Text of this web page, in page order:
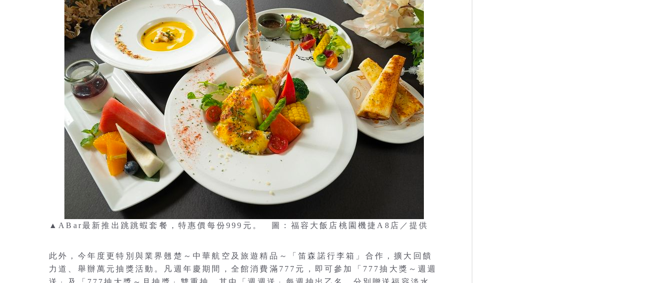
▲ABar最新推出跳跳蝦套餐，特惠價每份999元。 圖：福容大飯店桃園機捷A8店／提供
此外，今年度更特別與業界翹楚～中華航空及旅遊精品～「笛森諾行李箱」合作，擴大回饋
力道、舉辦萬元抽獎活動。凡週年慶期間，全館消費滿777元，即可參加「777抽大獎～週週